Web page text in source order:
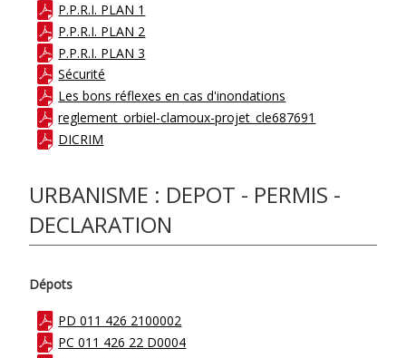
P.P.R.I. PLAN 1
P.P.R.I. PLAN 2
P.P.R.I. PLAN 3
Sécurité
Les bons réflexes en cas d'inondations
reglement_orbiel-clamoux-projet_cle687691
DICRIM
URBANISME : DEPOT - PERMIS -
DECLARATION
Dépots
PD 011 426 2100002
PC 011 426 22 D0004